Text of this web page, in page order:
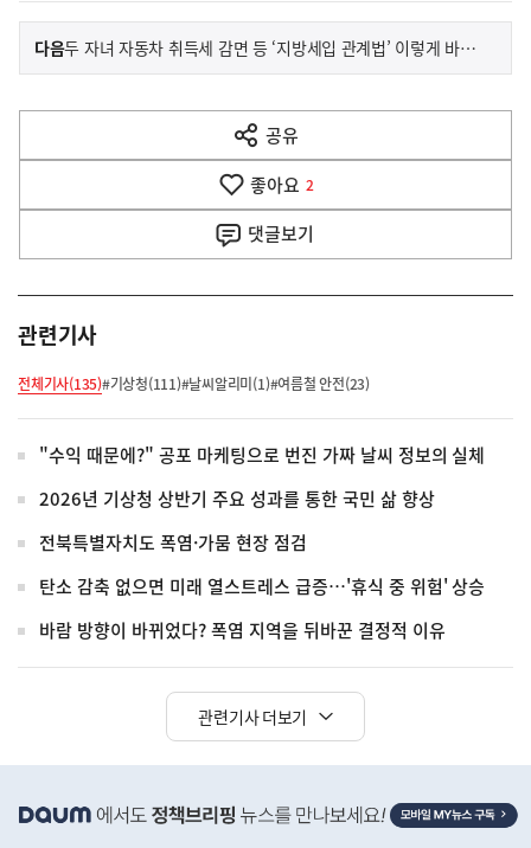
이
전
다
음
다음기
두 자녀 자동차 취득세 감면 등 ‘지방세입 관계법’ 이렇게 바껴요!
공유
열
기
좋아요 2
댓글보기
관련기사
전체기사(135)#기상청(111)#날씨알리미(1)#여름철 안전(23)
"수익 때문에?" 공포 마케팅으로 번진 가짜 날씨 정보의 실체
2026년 기상청 상반기 주요 성과를 통한 국민 삶 향상
전북특별자치도 폭염·가뭄 현장 점검
탄소 감축 없으면 미래 열스트레스 급증…'휴식 중 위험' 상승
바람 방향이 바뀌었다? 폭염 지역을 뒤바꾼 결정적 이유
관련기사 더보기
단